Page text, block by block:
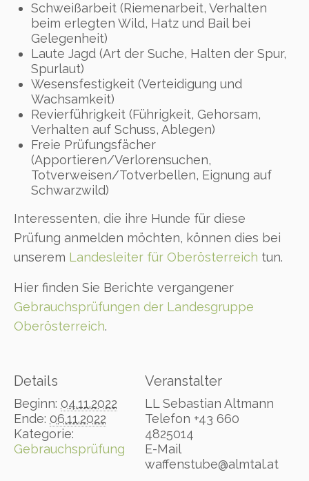
Schweißarbeit (Riemenarbeit, Verhalten
beim erlegten Wild, Hatz und Bail bei
Gelegenheit)
Laute Jagd (Art der Suche, Halten der Spur,
Spurlaut)
Wesensfestigkeit (Verteidigung und
Wachsamkeit)
Revierführigkeit (Führigkeit, Gehorsam,
Verhalten auf Schuss, Ablegen)
Freie Prüfungsfächer
(Apportieren/Verlorensuchen,
Totverweisen/Totverbellen, Eignung auf
Schwarzwild)
Interessenten, die ihre Hunde für diese
Prüfung anmelden möchten, können dies bei
unserem Landesleiter für Oberösterreich tun.
Hier finden Sie Berichte vergangener
Gebrauchsprüfungen der Landesgruppe
Oberösterreich.
Details
Beginn: 04.11.2022
Ende: 06.11.2022
Kategorie:
Gebrauchsprüfung
Veranstalter
LL Sebastian Altmann
Telefon +43 660
4825014
E-Mail
waffenstube@almtal.at